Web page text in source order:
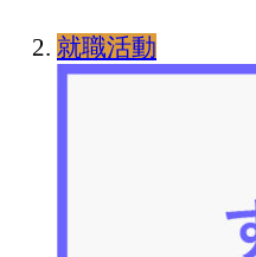
就職活動